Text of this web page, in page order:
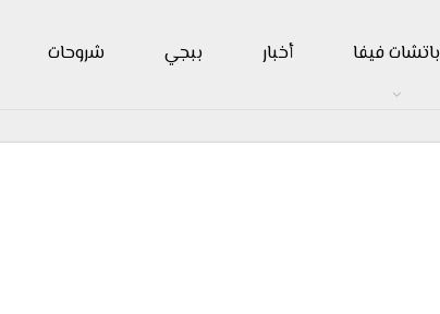
باتشات فيفا أخبار ببجي شروحات